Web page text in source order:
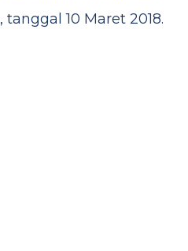
tanggal 10 Maret 2018.